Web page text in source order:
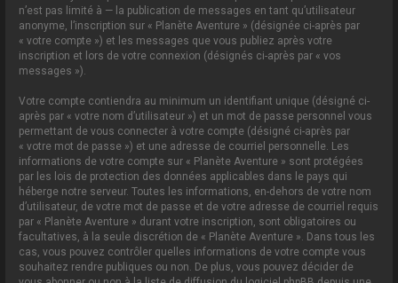
n’est pas limité à — la publication de messages en tant qu’utilisateur
anonyme, l’inscription sur « Planète Aventure » (désignée ci-après par
« votre compte ») et les messages que vous publiez après votre
inscription et lors de votre connexion (désignés ci-après par « vos
messages »).
Votre compte contiendra au minimum un identifiant unique (désigné ci-
après par « votre nom d’utilisateur ») et un mot de passe personnel vous
permettant de vous connecter à votre compte (désigné ci-après par
« votre mot de passe ») et une adresse de courriel personnelle. Les
informations de votre compte sur « Planète Aventure » sont protégées
par les lois de protection des données applicables dans le pays qui
héberge notre serveur. Toutes les informations, en-dehors de votre nom
d’utilisateur, de votre mot de passe et de votre adresse de courriel requis
par « Planète Aventure » durant votre inscription, sont obligatoires ou
facultatives, à la seule discrétion de « Planète Aventure ». Dans tous les
cas, vous pouvez contrôler quelles informations de votre compte vous
souhaitez rendre publiques ou non. De plus, vous pouvez décider de